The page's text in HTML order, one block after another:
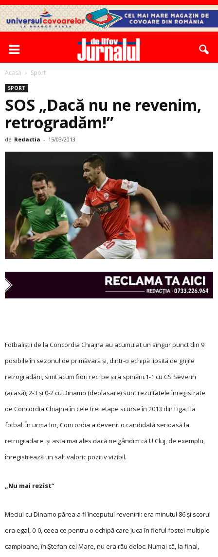
Acasă Sport
SPORT
SOS „Dacă nu ne revenim,
retrogradăm!”
de Redactia - 15/03/2013
Fotbaliștii de la Concordia Chiajna au acumulat un singur punct din 9
posibile în sezonul de primăvară și, dintr-o echipă lipsită de grijile
retrogradării, simt acum fiori reci pe șira spinării.1-1 cu CS Severin
(acasă), 2-3 și 0-2 cu Dinamo (deplasare) sunt rezultatele înregistrate
de Concordia Chiajna în cele trei etape scurse în 2013 din Liga I la
fotbal. În urma lor, Concordia a devenit o candidată serioasă la
retrogradare, și asta mai ales dacă ne gândim că U Cluj, de exemplu,
înregistrează un salt valoric pozitiv vizibil.
„Nu mai rezist”
Meciul cu Dinamo părea a fi începutul revenirii: era minutul 86 și scorul
era egal, 0-0, ceea ce pentru o echipă care juca în fieful fostei multiple
campioane, în Ștefan cel Mare, nu era rău deloc. Numai că, la final,